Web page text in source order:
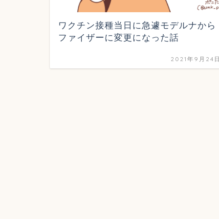
ワクチン接種当日に急遽モデルナから
ファイザーに変更になった話
2021年9月24